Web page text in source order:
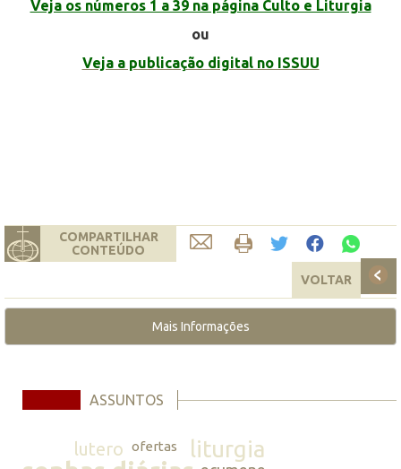
Veja os números 1 a 39 na página Culto e Liturgia
ou
Veja a publicação digital no ISSUU
COMPARTILHAR
CONTEÚDO
VOLTAR
Mais Informações
ASSUNTOS
lutero ofertas liturgia